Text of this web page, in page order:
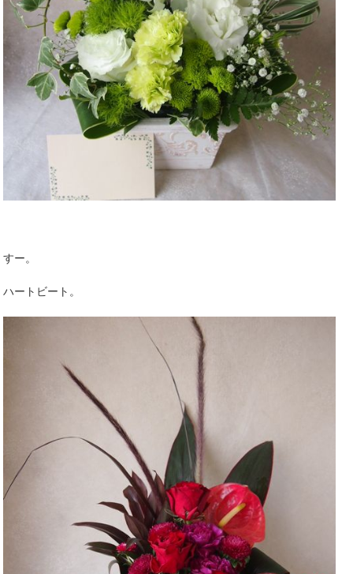
すー。
ハートビート。